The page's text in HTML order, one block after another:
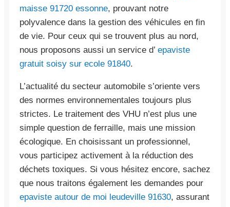
maisse 91720 essonne, prouvant notre
polyvalence dans la gestion des véhicules en fin
de vie. Pour ceux qui se trouvent plus au nord,
nous proposons aussi un service d’ epaviste
gratuit soisy sur ecole 91840.
L’actualité du secteur automobile s’oriente vers
des normes environnementales toujours plus
strictes. Le traitement des VHU n’est plus une
simple question de ferraille, mais une mission
écologique. En choisissant un professionnel,
vous participez activement à la réduction des
déchets toxiques. Si vous hésitez encore, sachez
que nous traitons également les demandes pour
epaviste autour de moi leudeville 91630, assurant